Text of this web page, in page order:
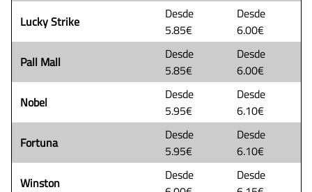
Lucky Strike
Desde
5.85€
Desde
6.00€
Pall Mall
Desde
5.85€
Desde
6.00€
Nobel
Desde
5.95€
Desde
6.10€
Fortuna
Desde
5.95€
Desde
6.10€
Winston
Desde
Desde